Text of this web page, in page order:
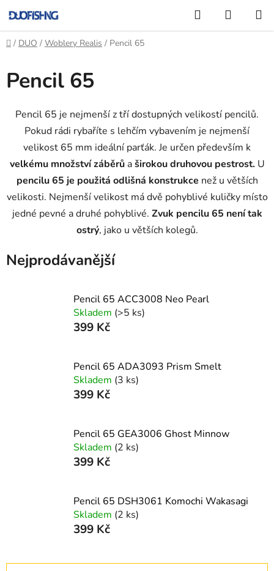
na
obsah
Hledat
KOŠÍK
Domů
/ DUO / Woblery Realis / Pencil 65
Pencil 65
Pencil 65 je nejmenší z tří dostupných velikostí pencilů.
Pokud rádi rybaříte s lehčím vybavením je nejmenší
velikost 65 mm ideální parťák. Je určen především k
velkému množství záběrůaširokou druhovou pestrost. U
pencilu 65 je použitá odlišná konstrukce než u větších
velikosti. Nejmenší velikost má dvě pohyblivé kuličky místo
jedné pevné a druhé pohyblivé. Zvuk pencilu 65 není tak
ostrý, jako u větších kolegů.
Nejprodávanější
Pencil 65 ACC3008 Neo Pearl
Skladem (>5 ks)
399 Kč
Pencil 65 ADA3093 Prism Smelt
Skladem (3 ks)
399 Kč
Pencil 65 GEA3006 Ghost Minnow
Skladem (2 ks)
399 Kč
Pencil 65 DSH3061 Komochi Wakasagi
Skladem (2 ks)
399 Kč